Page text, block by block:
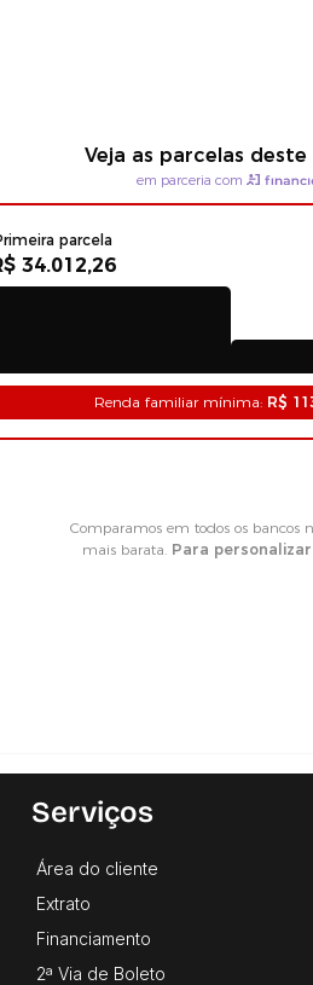
Serviços
Área do cliente
Extrato
Financiamento
2ª Via de Boleto